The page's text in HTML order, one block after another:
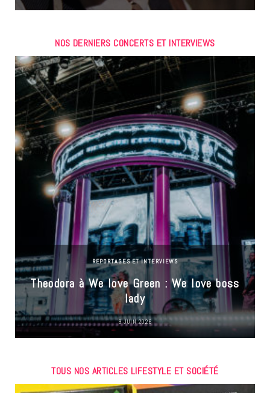
NOS DERNIERS CONCERTS ET INTERVIEWS
REPORTAGES ET INTERVIEWS
Theodora à We love Green : We love boss
lady
9 JUIN 2026
TOUS NOS ARTICLES LIFESTYLE ET SOCIÉTÉ